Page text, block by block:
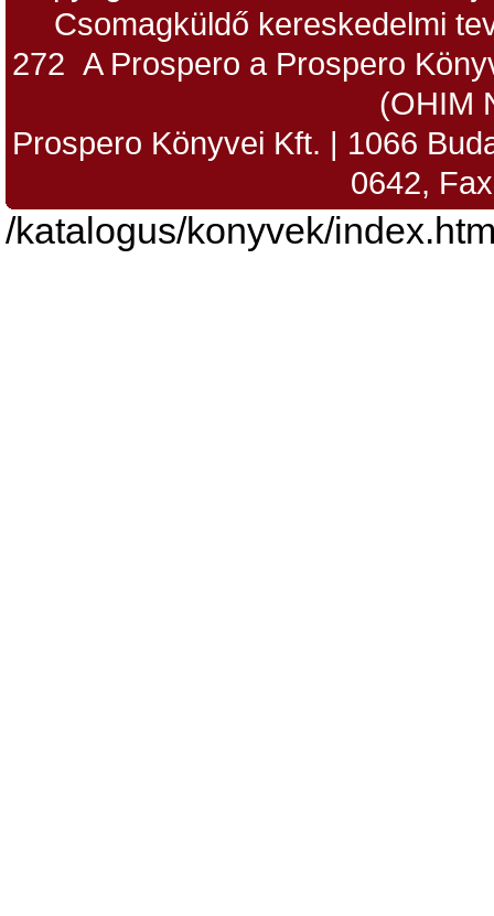
Csomagküldő kereskedelmi
272 A Prospero a Prospero
(OHIM
Prospero Könyvei Kft. | 1066
0642,
/katalogus/konyvek/